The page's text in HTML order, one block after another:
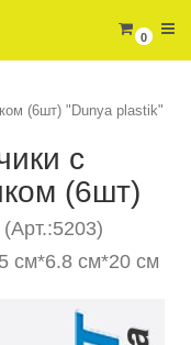
0
(6шт) "Dunya plastik"
с
(6шт)
(Арт.:5203)
см*6.8 см*20 см